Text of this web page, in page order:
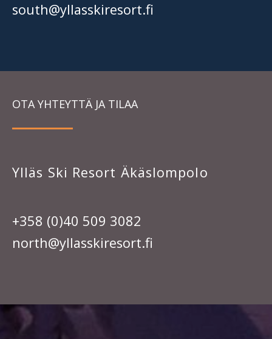
south@yllasskiresort.fi
OTA YHTEYTTÄ JA TILAA
Ylläs Ski Resort Äkäslompolo
+358 (0)40 509 3082
north@yllasskiresort.fi